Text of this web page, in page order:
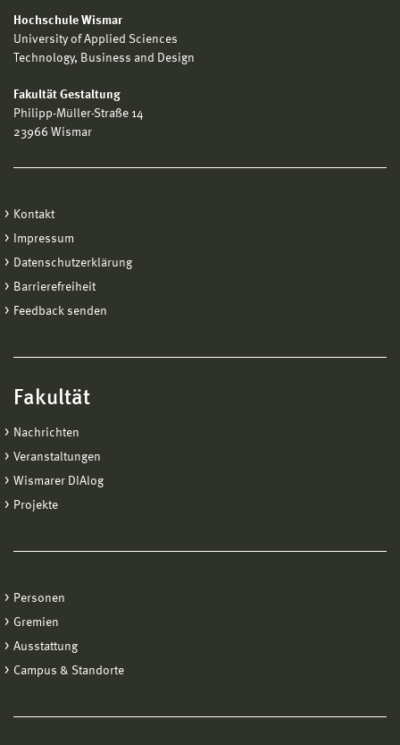
Hochschule Wismar
University of Applied Sciences
Technology, Business and Design
Fakultät Gestaltung
Philipp-Müller-Straße 14
23966 Wismar
Kontakt
Impressum
Datenschutzerklärung
Barrierefreiheit
Feedback senden
Fakultät
Nachrichten
Veranstaltungen
Wismarer DIAlog
Projekte
Personen
Gremien
Ausstattung
Campus & Standorte